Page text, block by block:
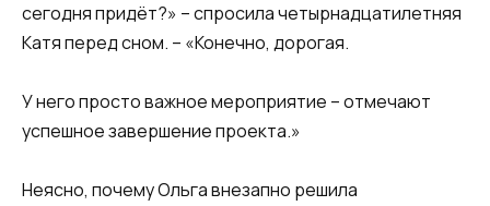
сегодня придёт?» – спросила четырнадцатилетняя
Катя перед сном. – «Конечно, дорогая.
У него просто важное мероприятие – отмечают
успешное завершение проекта.»
Неясно, почему Ольга внезапно решила